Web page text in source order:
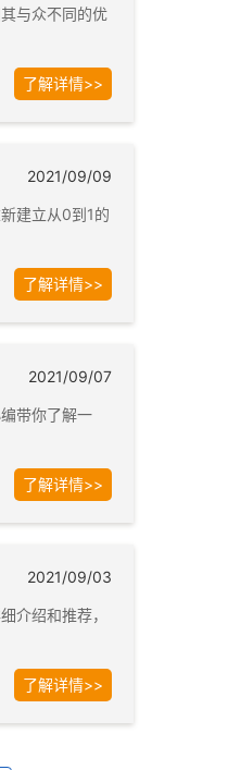
与众不同的优
了解详情>>
2021/09/09
建立从0到1的
了解详情>>
2021/09/07
带你了解一
了解详情>>
2021/09/03
介绍和推荐，
了解详情>>